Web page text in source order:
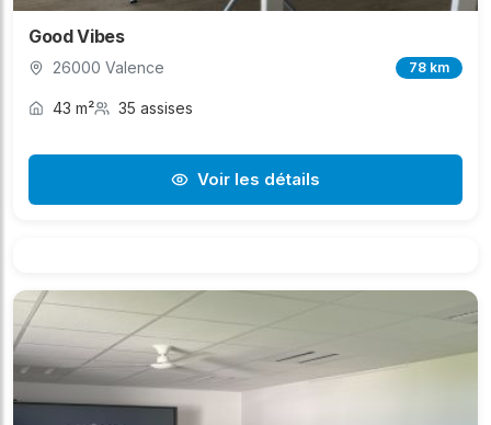
Good Vibes
26000 Valence 78 km
43 m² 35 assises
Voir les détails